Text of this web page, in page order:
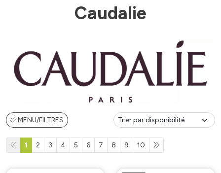
Caudalie
MENU/FILTRES
1 2 3 4 5 6 7 8 9 10